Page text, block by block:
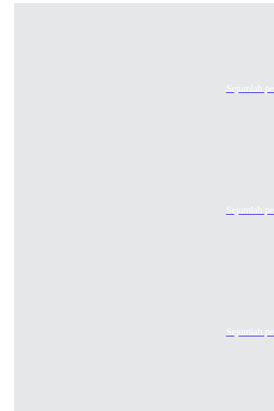
Sejumlah
Sejumlah
Sejumlah